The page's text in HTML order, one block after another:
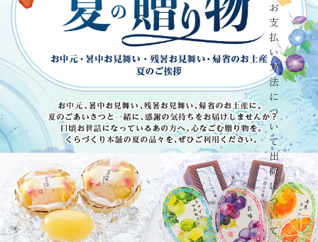
お
支
払
い
方
法
に
つ
い
て
出
荷
に
つ
い
て